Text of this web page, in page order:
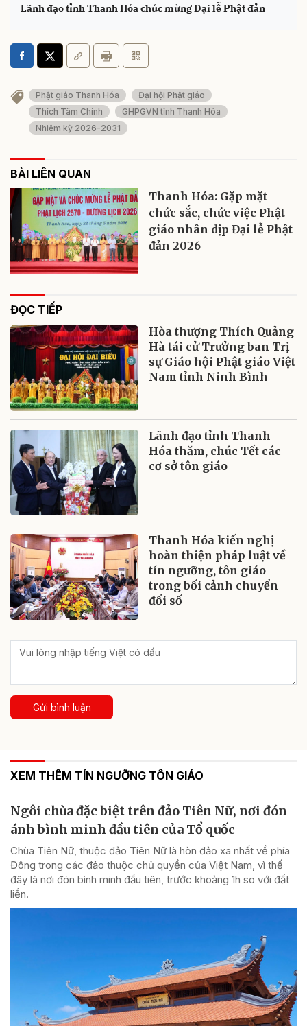
Lãnh đạo tỉnh Thanh Hóa chúc mừng Đại lễ Phật đản
Phật giáo Thanh Hóa
Đại hội Phật giáo
Thích Tâm Chính
GHPGVN tỉnh Thanh Hóa
Nhiệm kỳ 2026-2031
BÀI LIÊN QUAN
Thanh Hóa: Gặp mặt
chức sắc, chức việc Phật
giáo nhân dịp Đại lễ Phật
đản 2026
ĐỌC TIẾP
Hòa thượng Thích Quảng
Hà tái cử Trưởng ban Trị
sự Giáo hội Phật giáo Việt
Nam tỉnh Ninh Bình
Lãnh đạo tỉnh Thanh
Hóa thăm, chúc Tết các
cơ sở tôn giáo
Thanh Hóa kiến nghị
hoàn thiện pháp luật về
tín ngưỡng, tôn giáo
trong bối cảnh chuyển
đổi số
Gửi bình luận
XEM THÊM TÍN NGƯỠNG TÔN GIÁO
Ngôi chùa đặc biệt trên đảo Tiên Nữ, nơi đón
ánh bình minh đầu tiên của Tổ quốc
Chùa Tiên Nữ, thuộc đảo Tiên Nữ là hòn đảo xa nhất về phía
Đông trong các đảo thuộc chủ quyền của Việt Nam, vì thế
đây là nơi đón bình minh đầu tiên, trước khoảng 1h so với đất
liền.